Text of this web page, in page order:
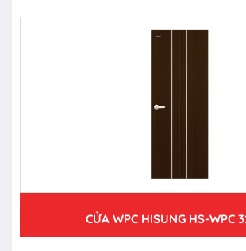
CỬA WPC HISUNG HS-WPC